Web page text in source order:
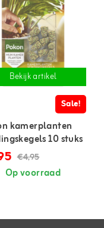
Bekijk artikel
Sale!
kamerplanten
10 stuks
€4,95
Op voorraad